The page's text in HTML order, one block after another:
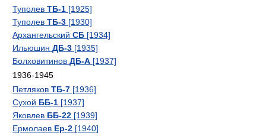
Туполев ТБ-1 [1925]
Туполев ТБ-3 [1930]
Архангельский СБ [1934]
Ильюшин ДБ-3 [1935]
Болховитинов ДБ-А [1937]
1936-1945
Петляков ТБ-7 [1936]
Сухой ББ-1 [1937]
Яковлев ББ-22 [1939]
Ермолаев Ер-2 [1940]